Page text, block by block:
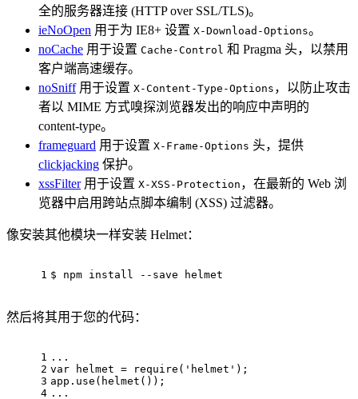
全的服务器连接 (HTTP over SSL/TLS)。
ieNoOpen 用于为 IE8+ 设置 X-Download-Options。
noCache 用于设置 Cache-Control 和 Pragma 头，以禁用
客户端高速缓存。
noSniff用于设置 X-Content-Type-Options ，以防止攻击
者以 MIME 方式嗅探浏览器发出的响应中声明的
content-type。
frameguard 用于设置 X-Frame-Options 头，提供
clickjacking 保护。
xssFilter用于设置 X-XSS-Protection ，在最新的 Web 浏
览器中启用跨站点脚本编制 (XSS) 过滤器。
像安装其他模块一样安装 Helmet：
1 $ npm install --save helmet
然后将其用于您的代码：
1
2
3
4
...
var helmet = require ( 'helmet' );
app. use ( helmet ());
...